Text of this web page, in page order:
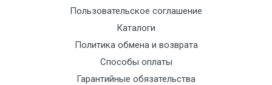
Пользовательское соглашение
Каталоги
Политика обмена и возврата
Способы оплаты
Гарантийные обязательства